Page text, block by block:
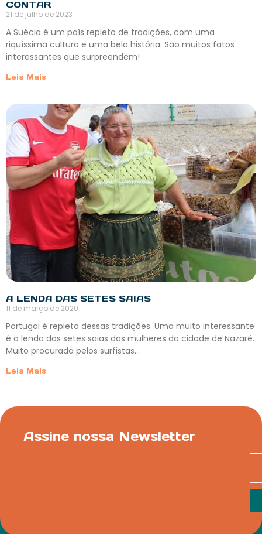
CONTAR
21 de julho de 2023
A Suécia é um país repleto de tradições, com uma
riquíssima cultura e uma bela história. São muitos fatos
interessantes que surpreendem!
Leia Mais
A LENDA DAS SETES SAIAS
11 de março de 2020
Portugal é repleta dessas tradições. Uma muito interessante
é a lenda das setes saias das mulheres da cidade de Nazaré.
Muito procurada pelos surfistas…
Leia Mais
Assine nossa Newsletter